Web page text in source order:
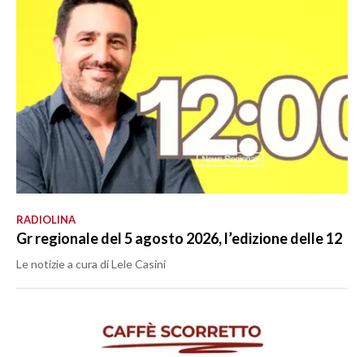
RADIOLINA
Gr regionale del 5 agosto 2026, l’edizione delle 12
Le notizie a cura di Lele Casini